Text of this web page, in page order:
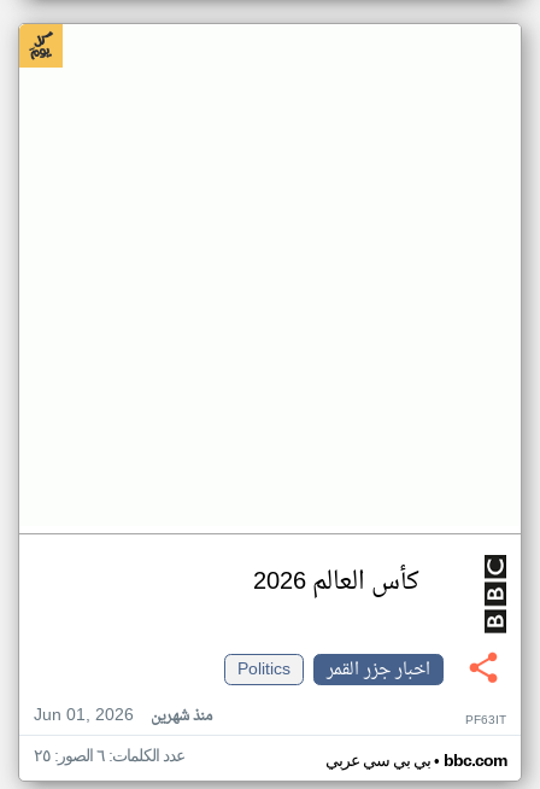
كأس العالم 2026
اخبار جزر القمر
Politics
Jun 01, 2026
منذ شهرين PF63IT
بي بي سي عربي• bbc.com عدد الكلمات: ٦ الصور: ٢٥